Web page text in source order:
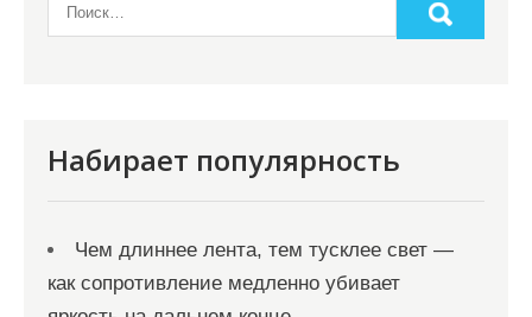
Набирает популярность
Чем длиннее лента, тем тусклее свет —
как сопротивление медленно убивает